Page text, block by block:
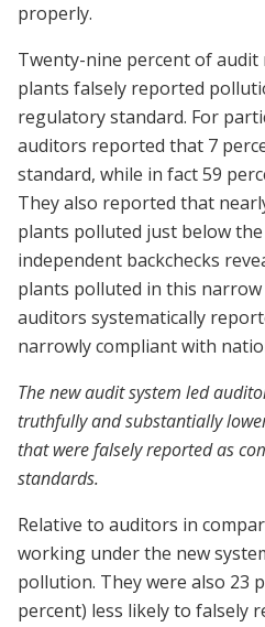
properly.
Twenty-nine percent of
plants falsely reported
regulatory standard. For
auditors reported that 7
standard, while in fact 59
They also reported that
plants polluted just below
independent backchecks
plants polluted in this
auditors systematically
narrowly compliant with
The new audit system led
truthfully and substantially
that were falsely reported as
standards.
Relative to auditors in
working under the new
pollution. They were also 23
percent) less likely to falsely